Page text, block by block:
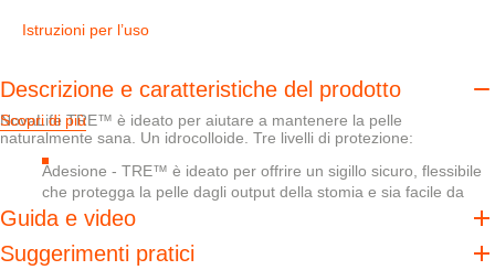
Istruzioni per l’uso
Descrizione e caratteristiche del prodotto
NovaLife TRE™ è ideato per aiutare a mantenere la pelle
naturalmente sana. Un idrocolloide. Tre livelli di protezione:
Adesione - TRE™ è ideato per offrire un sigillo sicuro, flessibile
che protegga la pelle dagli output della stomia e sia facile da
rimuovere
in eccesso senza perdere la resistenza
Scopri di più
Guida e video
Suggerimenti pratici